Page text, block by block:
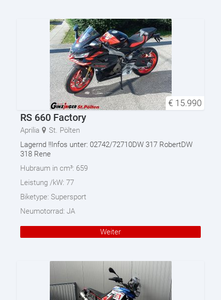
€ 15.990
RS 660 Factory
Aprilia
St. Pölten
Lagernd !!Infos unter: 02742/72710DW 317 RobertDW
318 Rene
Hubraum in cm³: 659
Leistung /kW: 77
Biketype: Supersport
Neumotorrad: JA
Weiter